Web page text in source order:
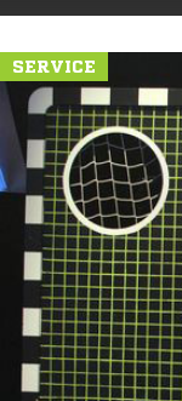
SERVICE